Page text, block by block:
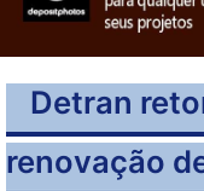
Detran
renovação